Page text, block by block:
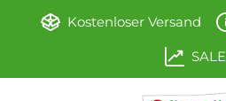
Zum Hauptinhalt springen
Kostenloser Versand
SALE